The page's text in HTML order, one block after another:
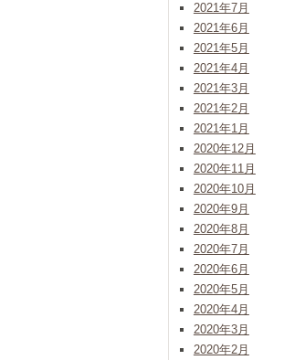
2021年7月
2021年6月
2021年5月
2021年4月
2021年3月
2021年2月
2021年1月
2020年12月
2020年11月
2020年10月
2020年9月
2020年8月
2020年7月
2020年6月
2020年5月
2020年4月
2020年3月
2020年2月